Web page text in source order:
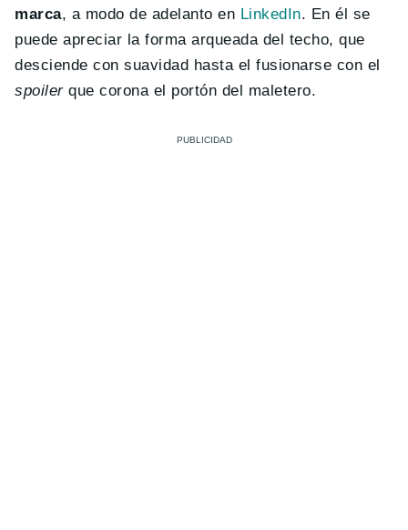
marca, a modo de adelanto en LinkedIn. En él se
puede apreciar la forma arqueada del techo, que
desciende con suavidad hasta el fusionarse con el
spoilerque corona el portón del maletero.